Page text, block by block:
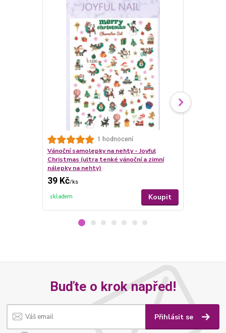
1 hodnocení
Vánoční samolepky na nehty - Joyful
Christmas (ultra tenké vánoční a zimní
nálepky na nehty)
39 Kč/ks
skladem Koupit
Buďte o krok napřed!
Přihlásit se